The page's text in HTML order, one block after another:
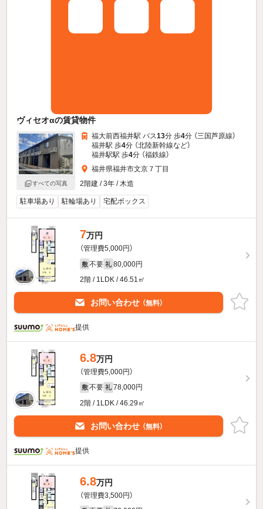
ヴィセオαの賃貸物件
すべての写真
福大前西福井駅 バス13分 歩4分 （三国芦原線）
福井駅 歩4分 （北陸新幹線など）
福井駅駅 歩4分 （福鉄線）
福井県福井市文京７丁目
2階建 / 3年 / 木造
駐車場あり 駐輪場あり 宅配ボックス
7万円
（管理費5,000円）
敷 不要 礼 80,000円
2階 / 1LDK / 46.51㎡
お問い合わせ （無料）
提供
6.8万円
（管理費5,000円）
敷 不要 礼 78,000円
2階 / 1LDK / 46.29㎡
お問い合わせ （無料）
提供
6.8万円
（管理費3,500円）